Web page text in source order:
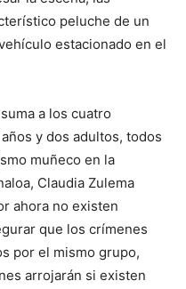
peluche de un
estacionado en el
a los cuatro
y dos adultos, todos
muñeco en la
Claudia Zulema
ahora no existen
que los crímenes
por el mismo grupo,
arrojarán si existen